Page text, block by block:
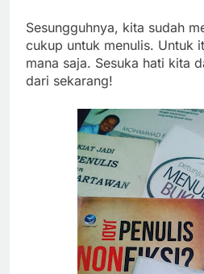
Sesungguhnya, kita sudah
cukup untuk menulis. Untuk
mana saja. Sesuka hati kita
dari sekarang!